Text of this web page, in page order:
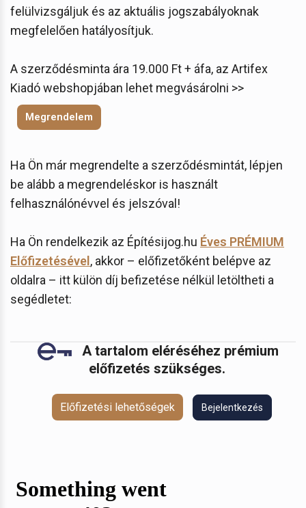
felülvizsgáljuk és az aktuális jogszabályoknak
megfelelően hatályosítjuk.
A szerződésminta ára 19.000 Ft + áfa, az Artifex
Kiadó webshopjában lehet megvásárolni >>
Megrendelem
Ha Ön már megrendelte a szerződésmintát, lépjen
be alább a megrendeléskor is használt
felhasználónévvel és jelszóval!
Ha Ön rendelkezik az Építésijog.hu Éves PRÉMIUM
Előfizetésével, akkor – előfizetőként belépve az
oldalra – itt külön díj befizetése nélkül letöltheti a
segédletet:
A tartalom eléréséhez prémium
előfizetés szükséges.
Előfizetési lehetőségek Bejelentkezés